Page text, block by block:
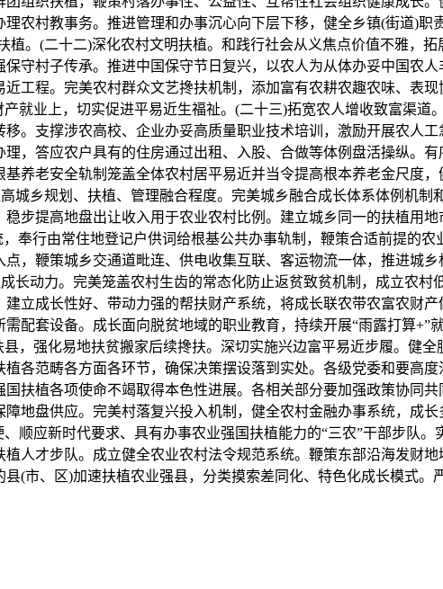
农村教事务。推进管理和办事沉心向下层下移，健全乡镇(街道)职
。(二十二)深化农村文明扶植。和践行社会从义焦点价值不雅，
守村子传承。推进中国保守节日复兴，以农人为从体办妥中国农
工程。完美农村群众文艺搀扶机制，添加富有农耕农趣农味、表
就业上，切实促进平易近生福祉。(二十三)拓宽农人增收致富渠道
。支撑涉农高校、企业办妥高质量职业技术培训，激励开展农人
，答应农户具有的住房通过出租、入股、合做等体例盘活操纵。
养老安全轨制笼盖全体农村居平易近并当令提高根本养老金尺度，
乡规划、扶植、管理融合程度。完美城乡融合成长体系体例机制
步提高地盘出让收入用于农业农村比例。建立城乡同一的扶植用
奉行由常住地登记户供词给根基公共办事轨制，鞭策合适前提的
，鞭策城乡交通道毗连、供电收集互联、客运物流一体，推进城乡
动力。完美笼盖农村生齿的常态化防止返贫致贫机制，成立农村
立成长性好、带动力强的帮扶财产系统，将成长联农带农富农财
配套设备。成长面向脱贫地域的职业教育，持续开展“雨露打算+”
，强化易地扶贫搬家后续搀扶。深切实施兴边富平易近步履。健
各范畴各方面各环节，确保决策摆设落到实处。各级党委和要高
扶植各项使命不竭取得本色性进展。各相关部分要加强政策协同
地盘供应。完美村落复兴投入机制，健全农村金融办事系统，成
顺应新时代要求、具有办事农业强国扶植能力的“三农”干部步队
人才步队。成立健全农业农村法令规范系统。鞭策东部沿海发财
(市、区)加速扶植农业强县，分类摸索差同化、特色化成长模式。